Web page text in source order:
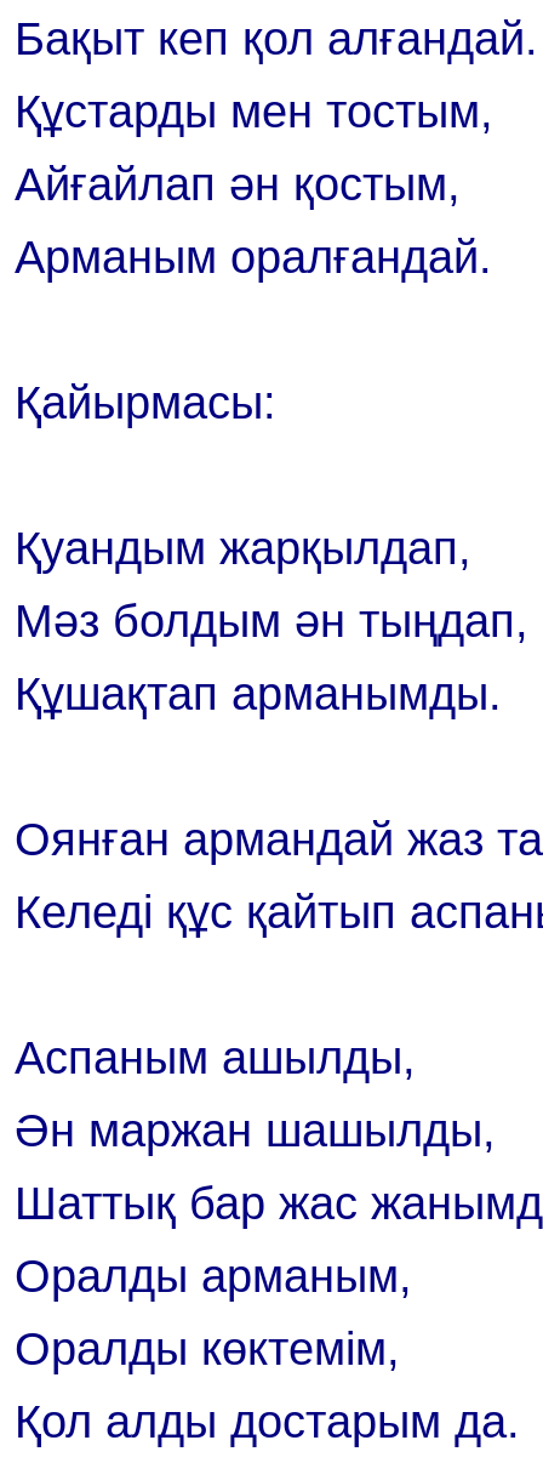
Бақыт кеп қол алғандай.
Құстарды мен тостым,
Айғайлап ән қостым,
Арманым оралғандай.
Қайырмасы:
Қуандым жарқылдап,
Мәз болдым ән тыңдап,
Құшақтап арманымды.
Оянған армандай жаз
Келеді құс қайтып
Аспаным ашылды,
Ән маржан шашылды,
Шаттық бар жас
Оралды арманым,
Оралды көктемім,
Қол алды достарым да.